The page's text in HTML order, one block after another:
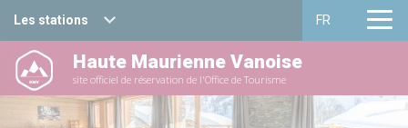
Les stations
Haute Maurienne Vanoise
Valfréjus
FR
Français
English
Haute Maurienne Vanoise
site officiel de réservation de l'Office de Tourisme